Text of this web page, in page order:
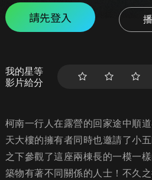
請先登入
我的星等
影片給分
柯南一行人在露營的回家途中順
天大樓的擁有者同時也邀請了小
之下參觀了這座兩棟長的一模一
築物有著不同關係的人士！不久